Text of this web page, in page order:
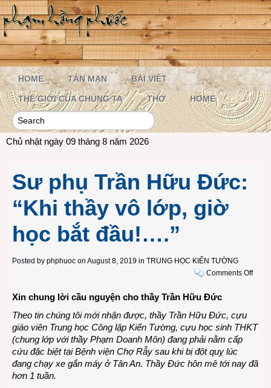
HOME TẢN MẠN BÀI VIẾT
THẾ GIỚI CỦA CHÚNG TA THƠ HOME
Chủ nhật ngày 09 tháng 8 năm 2026
Sư phụ Trần Hữu Đức:
“Khi thầy vô lớp, giờ
học bắt đầu!….”
Posted by phphuoc on August 8, 2019 in TRUNG HỌC KIẾN TƯỜNG
Comments Offon
Đức:
vô
Xin chung lời cầu nguyện cho thầy Trần Hữu Đức
Theo tin chúng tôi mới nhận được, thầy Trần Hữu Đức, cựu
giáo viên Trung học Công lập Kiến Tường, cựu học sinh THKT
(chung lớp với thầy Phạm Doanh Môn) đang phải nằm cấp
cứu đặc biệt tại Bệnh viện Chợ Rẫy sau khi bị đột quỵ lúc
đang chạy xe gắn máy ở Tân An. Thầy Đức hôn mê tới nay đã
hơn 1 tuần.